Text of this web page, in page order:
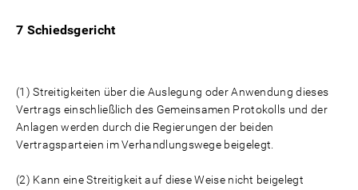
7 Schiedsgericht
(1) Streitigkeiten über die Auslegung oder Anwendung dieses
Vertrags einschließlich des Gemeinsamen Protokolls und der
Anlagen werden durch die Regierungen der beiden
Vertragsparteien im Verhandlungswege beigelegt.
(2) Kann eine Streitigkeit auf diese Weise nicht beigelegt